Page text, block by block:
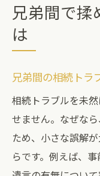
兄弟間で揉
は
兄弟間の相続トラ
相続トラブルを未
せません。なぜな
ため、小さな誤解
らです。例えば、